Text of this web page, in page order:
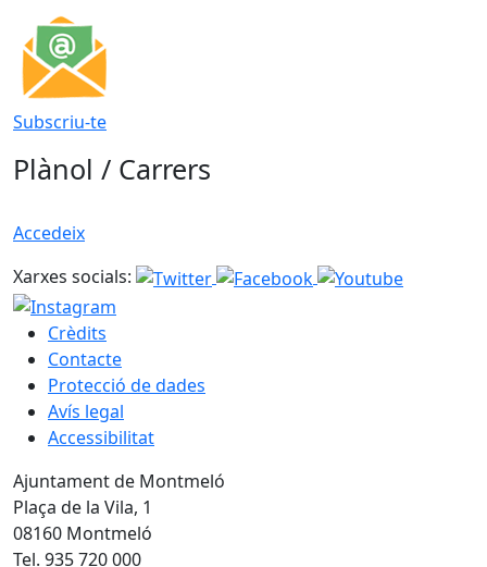
Subscriu-te
Plànol / Carrers
Accedeix
Xarxes socials:
Crèdits
Contacte
Protecció de dades
Avís legal
Accessibilitat
Ajuntament de Montmeló
Plaça de la Vila, 1
08160 Montmeló
Tel. 935 720 000